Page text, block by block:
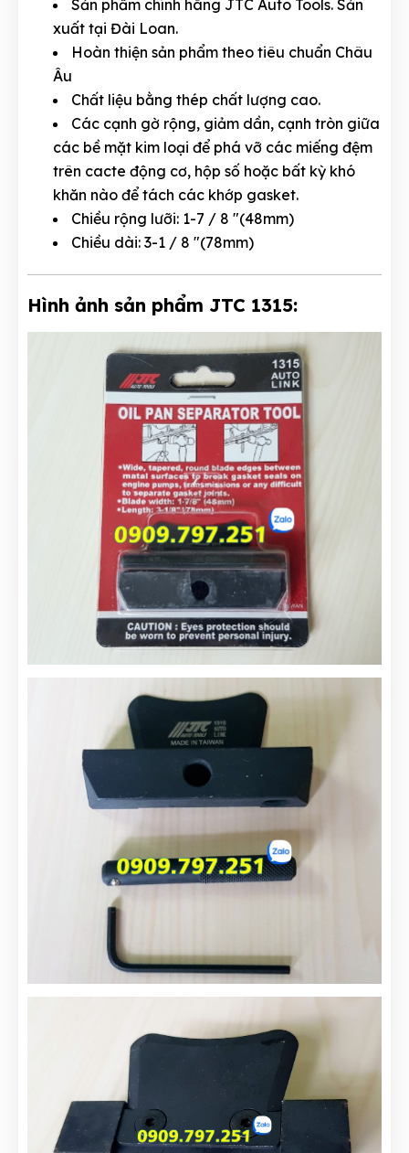
Sản phẩm chính hãng JTC Auto Tools. Sản
xuất tại Đài Loan.
Hoàn thiện sản phẩm theo tiêu chuẩn Châu
Âu
Chất liệu bằng thép chất lượng cao.
Các cạnh gờ rộng, giảm dần, cạnh tròn giữa
các bề mặt kim loại để phá vỡ các miếng đệm
trên cacte động cơ, hộp số hoặc bất kỳ khó
khăn nào để tách các khớp gasket.
Chiều rộng lưỡi: 1-7 / 8 "(48mm)
Chiều dài: 3-1 / 8 "(78mm)
Hình ảnh sản phẩm JTC 1315: